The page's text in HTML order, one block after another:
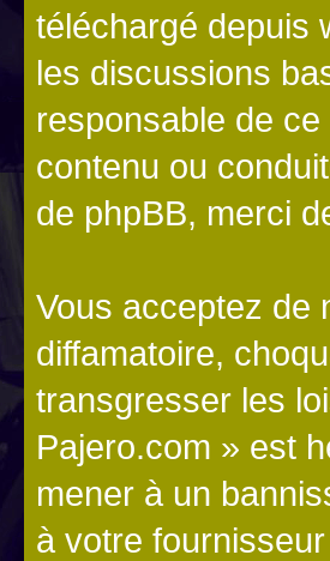
téléchargé depuis
les discussions
responsable de
contenu ou
de phpBB, merci
Vous acceptez de
diffamatoire,
transgresser les
Pajero.com » est
mener à un
à votre